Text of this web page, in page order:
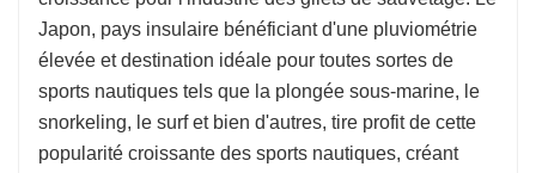
Japon, pays insulaire bénéficiant d'une pluviométrie
élevée et destination idéale pour toutes sortes de
sports nautiques tels que la plongée sous-marine, le
snorkeling, le surf et bien d'autres, tire profit de cette
popularité croissante des sports nautiques, créant